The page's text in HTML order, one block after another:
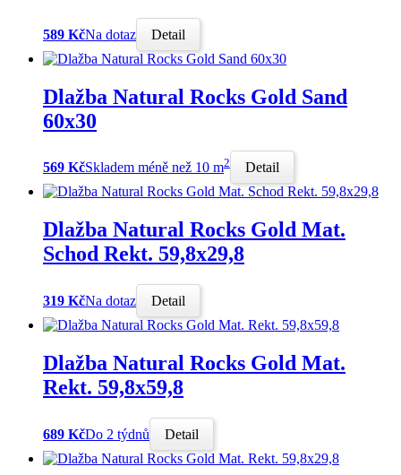
589 KčNa dotaz Detail
Dlažba Natural Rocks Gold Sand
60x30
569 KčSkladem méně než 10 m2 Detail
Dlažba Natural Rocks Gold Mat.
Schod Rekt. 59,8x29,8
319 KčNa dotaz Detail
Dlažba Natural Rocks Gold Mat.
Rekt. 59,8x59,8
689 KčDo 2 týdnů Detail